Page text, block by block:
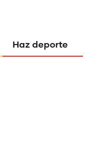
Haz deporte